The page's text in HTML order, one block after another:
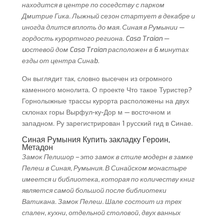
находится в центре по соседству с парком
Дмитрие Гика. Лыжный сезон стартует в декабре и
иногда длится вплоть до мая. Синая в Румынии —
гордость курортного региона. Casa Traian —
uостевой дом Casa Traian расположен в 6 минутах
езды от центра Синаb.
Он выглядит так, словно высечен из огромного
каменного монолита. О проекте Что такое Туристер?
Горнолыжные трассы курорта расположены на двух
склонах горы Вырфул-ку-Дор м — восточном и
западном. Ру зарегистрирован 1 русский гид в Синае.
Синая Румыния Купить закладку Героин,
Метадон
Замок Пелишор – это замок в стиле модерн в замке
Пелеш в Синая, Румыния. В Синайском монастыре
имеется и библиотека, которая по количеству книг
является самой большой после библиотеки
Ватикана. Замок Пелеш. Шале состоит из трех
спален, кухни, отдельной столовой, двух ванных